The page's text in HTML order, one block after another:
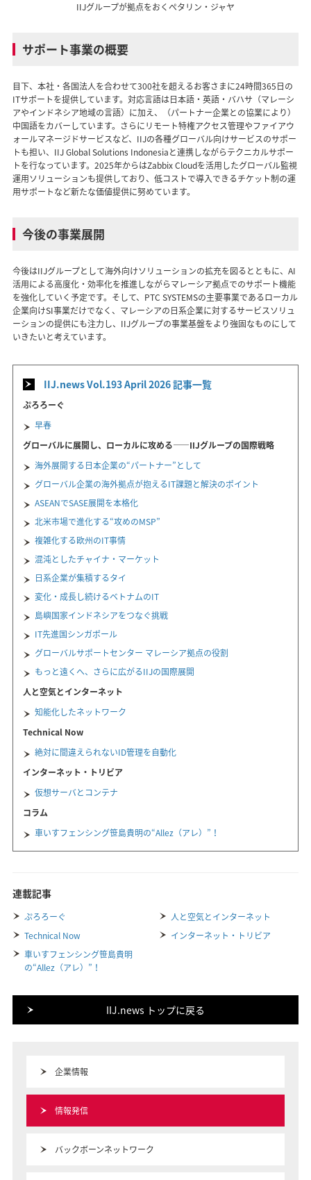
IIJグループが拠点をおくぺタリン・ジャヤ
サポート事業の概要
目下、本社・各国法人を合わせて300社を超えるお客さまに24時間365日の
ITサポートを提供しています。対応言語は日本語・英語・バハサ（マレーシ
アやインドネシア地域の言語）に加え、（パートナー企業との協業により）
中国語をカバーしています。さらにリモート特権アクセス管理やファイアウ
ォールマネージドサービスなど、IIJの各種グローバル向けサービスのサポー
トも担い、IIJ Global Solutions Indonesiaと連携しながらテクニカルサポー
トを行なっています。2025年からはZabbix Cloudを活用したグローバル監視
運用ソリューションも提供しており、低コストで導入できるチケット制の運
用サポートなど新たな価値提供に努めています。
今後の事業展開
今後はIIJグループとして海外向けソリューションの拡充を図るとともに、AI
活用による高度化・効率化を推進しながらマレーシア拠点でのサポート機能
を強化していく予定です。そして、PTC SYSTEMSの主要事業であるローカル
企業向けSI事業だけでなく、マレーシアの日系企業に対するサービスソリュ
ーションの提供にも注力し、IIJグループの事業基盤をより強固なものにして
いきたいと考えています。
IIJ.news Vol.193 April 2026 記事一覧
ぷろろーぐ
早春
グローバルに展開し、ローカルに攻める——IIJグループの国際戦略
海外展開する日本企業の“パートナー”として
グローバル企業の海外拠点が抱えるIT課題と解決のポイント
ASEANでSASE展開を本格化
北米市場で進化する“攻めのMSP”
複雑化する欧州のIT事情
混沌としたチャイナ・マーケット
日系企業が集積するタイ
変化・成長し続けるベトナムのIT
島嶼国家インドネシアをつなぐ挑戦
IT先進国シンガポール
グローバルサポートセンター マレーシア拠点の役割
もっと遠くへ、さらに広がるIIJの国際展開
人と空気とインターネット
知能化したネットワーク
Technical Now
絶対に間違えられないID管理を自動化
インターネット・トリビア
仮想サーバとコンテナ
コラム
車いすフェンシング笹島貴明の“Allez（アレ）”！
連載記事
ぷろろーぐ
人と空気とインターネット
Technical Now
インターネット・トリビア
車いすフェンシング笹島貴明
の“Allez（アレ）”！
IIJ.news トップに戻る
企業情報
情報発信
バックボーンネットワーク